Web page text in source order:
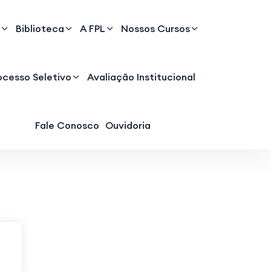
Biblioteca A FPL Nossos Cursos
Seletivo Avaliação Institucional
Fale Conosco Ouvidoria